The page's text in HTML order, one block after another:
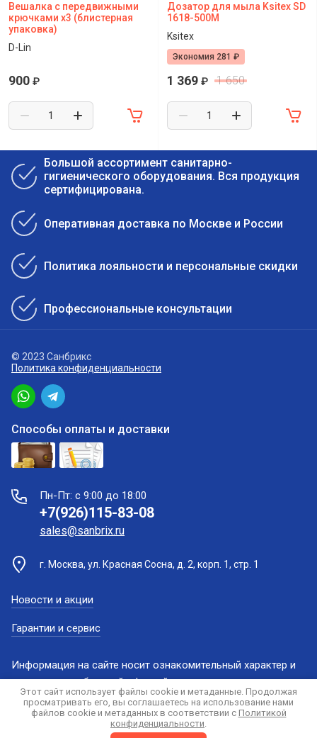
Вешалка с передвижными
крючками x3 (блистерная
упаковка)
D-Lin
900 ₽
Дозатор для мыла Ksitex SD
1618-500M
Ksitex
Экономия 281 ₽
1 369 ₽ 1 650
Большой ассортимент санитарно-
гигиенического оборудования. Вся продукция
сертифицирована.
Оперативная доставка по Москве и России
Политика лояльности и персональные скидки
Профессиональные консультации
© 2023 Санбрикс
Политика конфиденциальности
Способы оплаты и доставки
Пн-Пт: с 9:00 до 18:00
+7(926)115-83-08
sales@sanbrix.ru
г. Москва, ул. Красная Сосна, д. 2, корп. 1, стр. 1
Новости и акции
Гарантии и сервис
Информация на сайте носит ознакомительный характер и
не является публичной офертой
Этот сайт использует файлы cookie и метаданные. Продолжая
просматривать его, вы соглашаетесь на использование нами
файлов cookie и метаданных в соответствии с Политикой
конфиденциальности.